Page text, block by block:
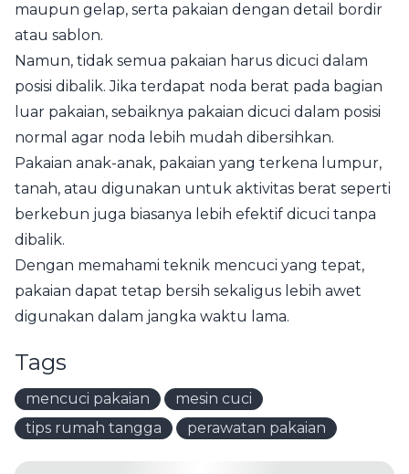
maupun gelap, serta pakaian dengan detail bordir
atau sablon.
Namun, tidak semua pakaian harus dicuci dalam
posisi dibalik. Jika terdapat noda berat pada bagian
luar pakaian, sebaiknya pakaian dicuci dalam posisi
normal agar noda lebih mudah dibersihkan.
Pakaian anak-anak, pakaian yang terkena lumpur,
tanah, atau digunakan untuk aktivitas berat seperti
berkebun juga biasanya lebih efektif dicuci tanpa
dibalik.
Dengan memahami teknik mencuci yang tepat,
pakaian dapat tetap bersih sekaligus lebih awet
digunakan dalam jangka waktu lama.
Tags
mencuci pakaian
mesin cuci
tips rumah tangga
perawatan pakaian